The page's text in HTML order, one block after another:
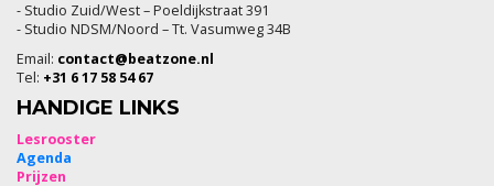
- Studio Zuid/West – Poeldijkstraat 391
- Studio NDSM/Noord – Tt. Vasumweg 34B
Email: contact@beatzone.nl
Tel: +31 6 17 58 54 67
HANDIGE LINKS
Lesrooster
Agenda
Prijzen